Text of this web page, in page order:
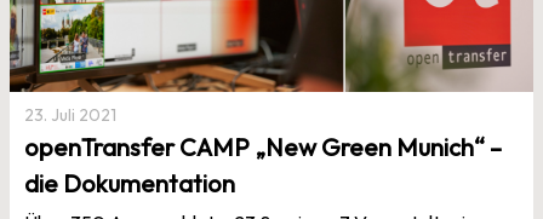
Newsletter
23. Juli 2021
openTransfer CAMP „New Green Munich“ –
die Dokumentation